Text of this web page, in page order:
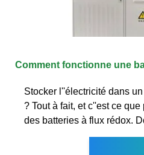
Comment fonctionne une
Stocker l''électricité dans
? Tout à fait, et c''est ce
des batteries à flux rédox.